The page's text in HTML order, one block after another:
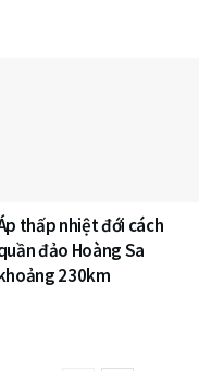
thấp nhiệt đới cách
đảo Hoàng Sa
230km